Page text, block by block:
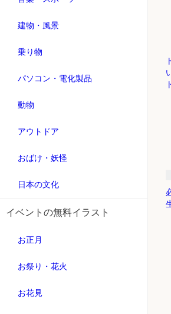
建物・風景
乗り物
パソコン・電化製品
動物
アウトドア
おばけ・妖怪
日本の文化
イベントの無料イラスト
お正月
お祭り・花火
お花見